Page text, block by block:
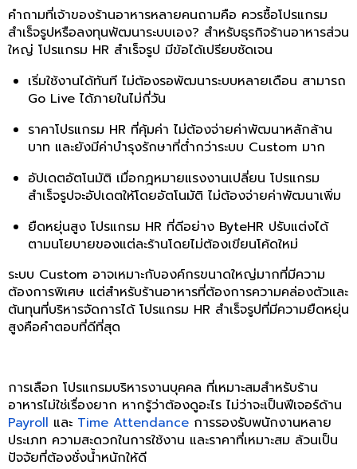
คำถามที่เจ้าของร้านอาหารหลายคนถามคือ ควรซื้อโปรแกรม
สำเร็จรูปหรือลงทุนพัฒนาระบบเอง? สำหรับธุรกิจร้านอาหารส่วน
ใหญ่ โปรแกรม HR สำเร็จรูป มีข้อได้เปรียบชัดเจน
เริ่มใช้งานได้ทันที ไม่ต้องรอพัฒนาระบบหลายเดือน สามารถ
Go Live ได้ภายในไม่กี่วัน
ราคาโปรแกรม HR ที่คุ้มค่า ไม่ต้องจ่ายค่าพัฒนาหลักล้าน
บาท และยังมีค่าบำรุงรักษาที่ต่ำกว่าระบบ Custom มาก
อัปเดตอัตโนมัติ เมื่อกฎหมายแรงงานเปลี่ยน โปรแกรม
สำเร็จรูปจะอัปเดตให้โดยอัตโนมัติ ไม่ต้องจ่ายค่าพัฒนาเพิ่ม
ยืดหยุ่นสูง โปรแกรม HR ที่ดีอย่าง ByteHR ปรับแต่งได้
ตามนโยบายของแต่ละร้านโดยไม่ต้องเขียนโค้ดใหม่
ระบบ Custom อาจเหมาะกับองค์กรขนาดใหญ่มากที่มีความ
ต้องการพิเศษ แต่สำหรับร้านอาหารที่ต้องการความคล่องตัวและ
ต้นทุนที่บริหารจัดการได้ โปรแกรม HR สำเร็จรูปที่มีความยืดหยุ่น
สูงคือคำตอบที่ดีที่สุด
การเลือก โปรแกรมบริหารงานบุคคล ที่เหมาะสมสำหรับร้าน
อาหารไม่ใช่เรื่องยาก หากรู้ว่าต้องดูอะไร ไม่ว่าจะเป็นฟีเจอร์ด้าน
Payroll และ Time Attendance การรองรับพนักงานหลาย
ประเภท ความสะดวกในการใช้งาน และราคาที่เหมาะสม ล้วนเป็น
ปัจจัยที่ต้องชั่งน้ำหนักให้ดี